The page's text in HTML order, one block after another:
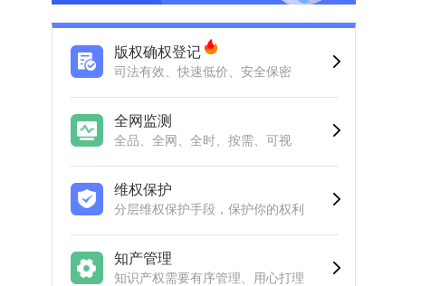
版权确权登记
司法有效、快速低价、安全保密
全网监测
全品、全网、全时、按需、可视
维权保护
分层维权保护手段，保护你的权利
知产管理
知识产权需要有序管理、用心打理